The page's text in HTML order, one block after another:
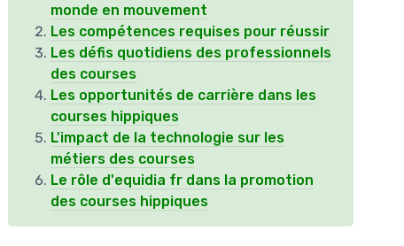
monde en mouvement
Les compétences requises pour réussir
Les défis quotidiens des professionnels
des courses
Les opportunités de carrière dans les
courses hippiques
L'impact de la technologie sur les
métiers des courses
Le rôle d'equidia fr dans la promotion
des courses hippiques